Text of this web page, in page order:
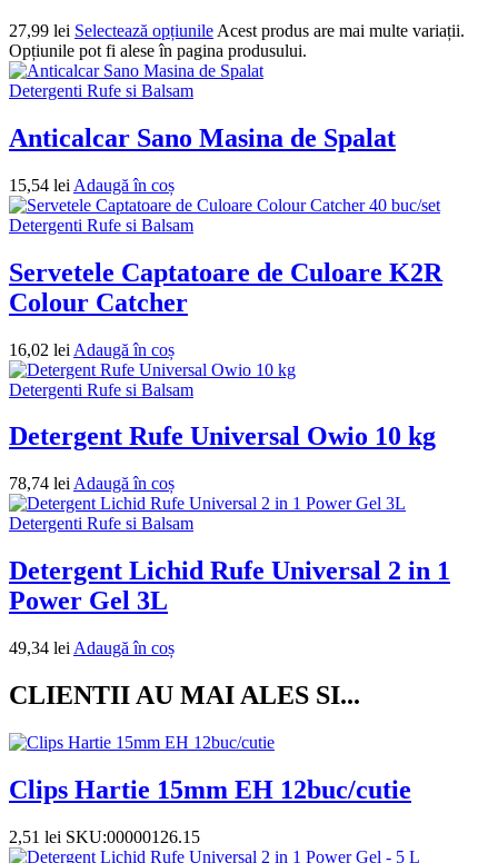
27,99 lei Selectează opțiunile Acest produs are mai multe variații.
Opțiunile pot fi alese în pagina produsului.
Detergenti Rufe si Balsam
Anticalcar Sano Masina de Spalat
15,54 lei Adaugă în coș
Detergenti Rufe si Balsam
Servetele Captatoare de Culoare K2R
Colour Catcher
16,02 lei Adaugă în coș
Detergenti Rufe si Balsam
Detergent Rufe Universal Owio 10 kg
78,74 lei Adaugă în coș
Detergenti Rufe si Balsam
Detergent Lichid Rufe Universal 2 in 1
Power Gel 3L
49,34 lei Adaugă în coș
CLIENTII AU MAI ALES SI...
Clips Hartie 15mm EH 12buc/cutie
2,51 lei SKU:00000126.15